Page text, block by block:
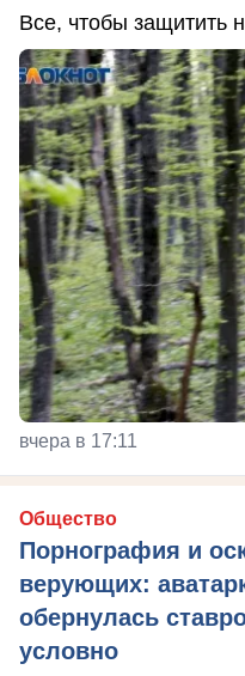
Все, чтобы защитить
вчера в 17:11
Общество
Порнография и
верующих:
обернулась
условно